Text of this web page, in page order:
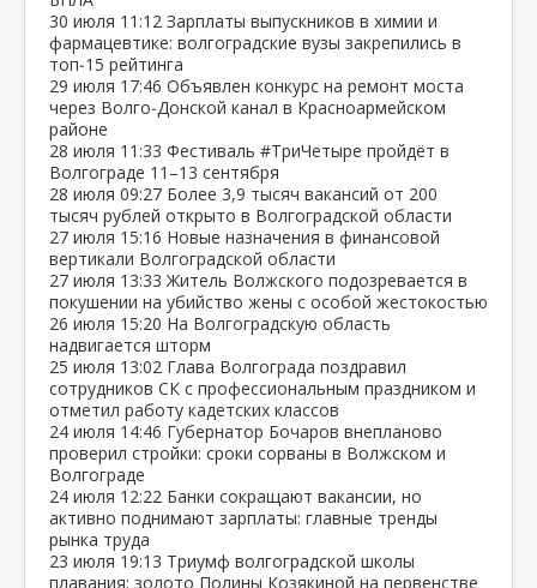
30 июля 11:12 Зарплаты выпускников в химии и
фармацевтике: волгоградские вузы закрепились в
топ‑15 рейтинга
29 июля 17:46 Объявлен конкурс на ремонт моста
через Волго‑Донской канал в Красноармейском
районе
28 июля 11:33 Фестиваль #ТриЧетыре пройдёт в
Волгограде 11–13 сентября
28 июля 09:27 Более 3,9 тысяч вакансий от 200
тысяч рублей открыто в Волгоградской области
27 июля 15:16 Новые назначения в финансовой
вертикали Волгоградской области
27 июля 13:33 Житель Волжского подозревается в
покушении на убийство жены с особой жестокостью
26 июля 15:20 На Волгоградскую область
надвигается шторм
25 июля 13:02 Глава Волгограда поздравил
сотрудников СК с профессиональным праздником и
отметил работу кадетских классов
24 июля 14:46 Губернатор Бочаров внепланово
проверил стройки: сроки сорваны в Волжском и
Волгограде
24 июля 12:22 Банки сокращают вакансии, но
активно поднимают зарплаты: главные тренды
рынка труда
23 июля 19:13 Триумф волгоградской школы
плавания: золото Полины Козякиной на первенстве